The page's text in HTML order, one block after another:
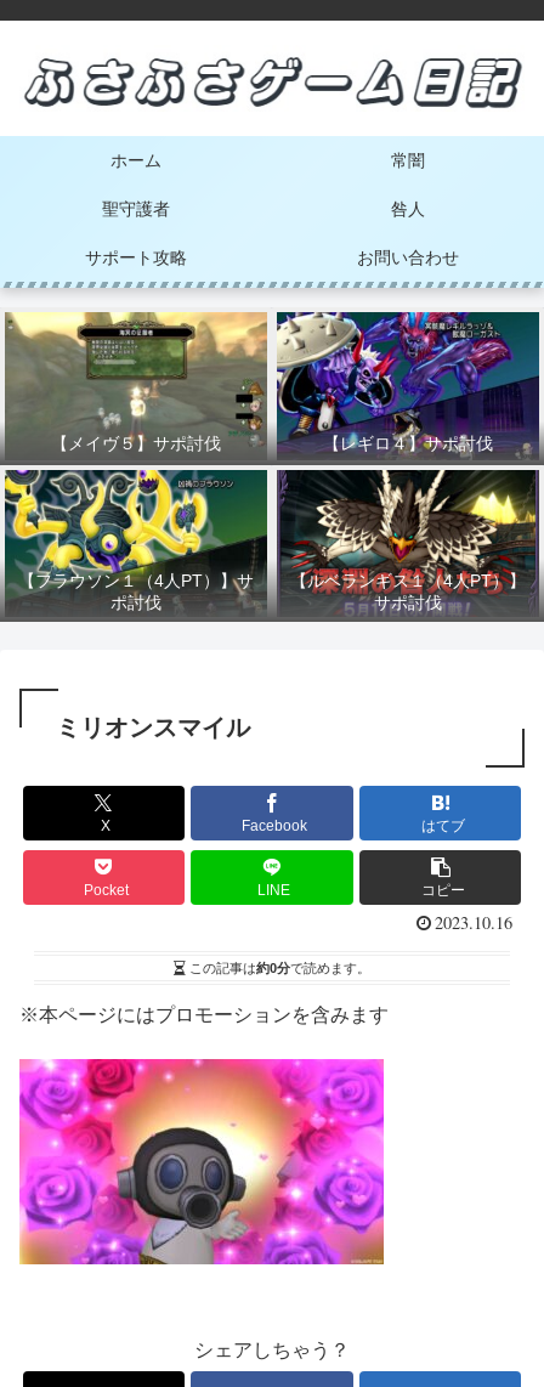
ホーム 常闇
聖守護者 咎人
サポート攻略 お問い合わせ
【メイヴ５】サポ討伐 【レギロ４】サポ討伐
【フラウソン１（4人PT）】サ
ポ討伐
【ルベランギス１（4人PT）】
サポ討伐
ミリオンスマイル
X Facebook はてブ
Pocket LINE コピー
2023.10.16
この記事は約0分で読めます。
※本ページにはプロモーションを含みます
シェアしちゃう？